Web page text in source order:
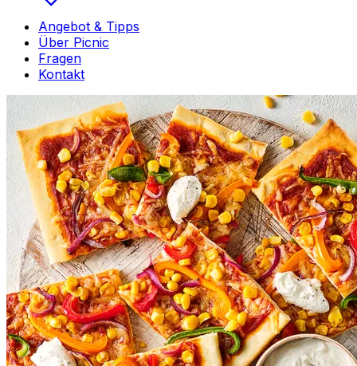
Angebot & Tipps
Über Picnic
Fragen
Kontakt